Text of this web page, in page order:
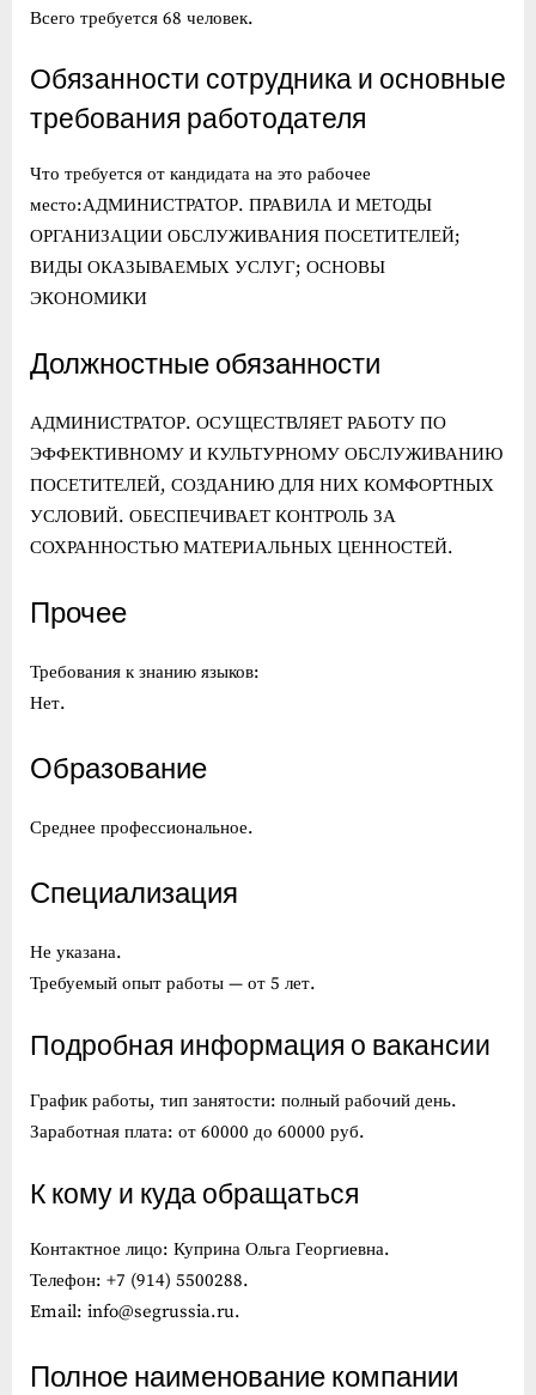
Всего требуется 68 человек.
Обязанности сотрудника и основные
требования работодателя
Что требуется от кандидата на это рабочее
место:АДМИНИСТРАТОР. ПРАВИЛА И МЕТОДЫ
ОРГАНИЗАЦИИ ОБСЛУЖИВАНИЯ ПОСЕТИТЕЛЕЙ;
ВИДЫ ОКАЗЫВАЕМЫХ УСЛУГ; ОСНОВЫ
ЭКОНОМИКИ
Должностные обязанности
АДМИНИСТРАТОР. ОСУЩЕСТВЛЯЕТ РАБОТУ ПО
ЭФФЕКТИВНОМУ И КУЛЬТУРНОМУ ОБСЛУЖИВАНИЮ
ПОСЕТИТЕЛЕЙ, СОЗДАНИЮ ДЛЯ НИХ КОМФОРТНЫХ
УСЛОВИЙ. ОБЕСПЕЧИВАЕТ КОНТРОЛЬ ЗА
СОХРАННОСТЬЮ МАТЕРИАЛЬНЫХ ЦЕННОСТЕЙ.
Прочее
Требования к знанию языков:
Нет.
Образование
Среднее профессиональное.
Специализация
Не указана.
Требуемый опыт работы — от 5 лет.
Подробная информация о вакансии
График работы, тип занятости: полный рабочий день.
Заработная плата: от 60000 до 60000 руб.
К кому и куда обращаться
Контактное лицо: Куприна Ольга Георгиевна.
Телефон: +7 (914) 5500288.
Email: info@segrussia.ru.
Полное наименование компании